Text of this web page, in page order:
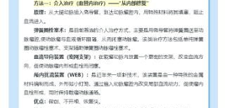
临床检验
病理科
普通外科